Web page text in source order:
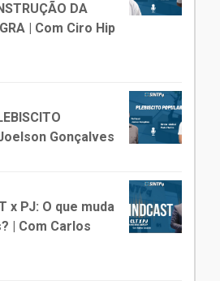
DA
| Com Ciro Hip
Gonçalves
x PJ: O que muda
| Com Carlos